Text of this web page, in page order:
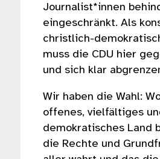
Journalist*innen
eingeschränkt. Als
christlich-
muss die CDU hier
und sich klar
Wir haben die Wahl:
offenes, vielfältiges
demokratisches Land
die Rechte und